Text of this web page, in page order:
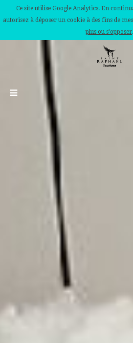
Ce site utilise Google Analytics. En
autorisez à déposer un cookie à des fins de
plus ou s'opposer.